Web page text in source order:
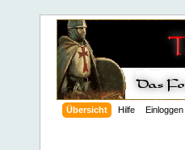
Übersicht Hilfe Einloggen